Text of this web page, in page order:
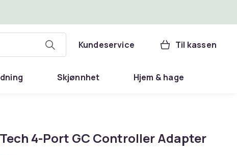
Kundeservice Til kassen
Skjønnhet Hjem & hage
4-Port GC Controller Adapter